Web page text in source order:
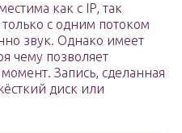
как с IP, так
с одним потоком
звук. Однако имеет
чему позволяет
Запись, сделанная
диск или